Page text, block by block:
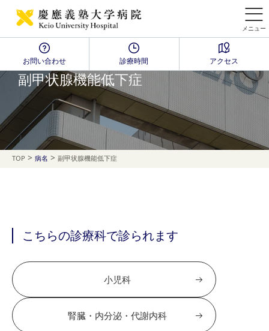
メニュー
お問い合わせ 診療時間 アクセス
Disease Name Search
副甲状腺機能低下症
TOP > 病名 > 副甲状腺機能低下症
こちらの診療科で診られます
小児科
腎臓・内分泌・代謝内科